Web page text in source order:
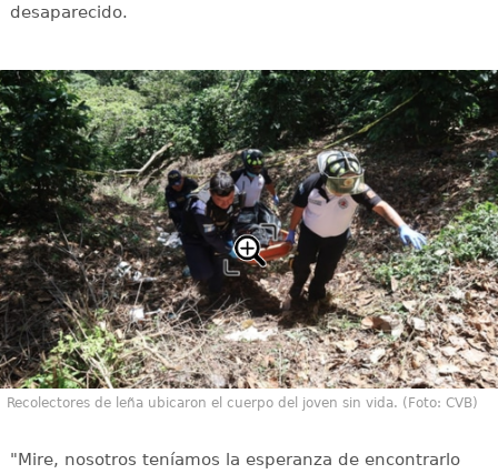
desaparecido.
Recolectores de leña ubicaron el cuerpo del joven sin vida. (Foto: CVB)
"Mire, nosotros teníamos la esperanza de encontrarlo